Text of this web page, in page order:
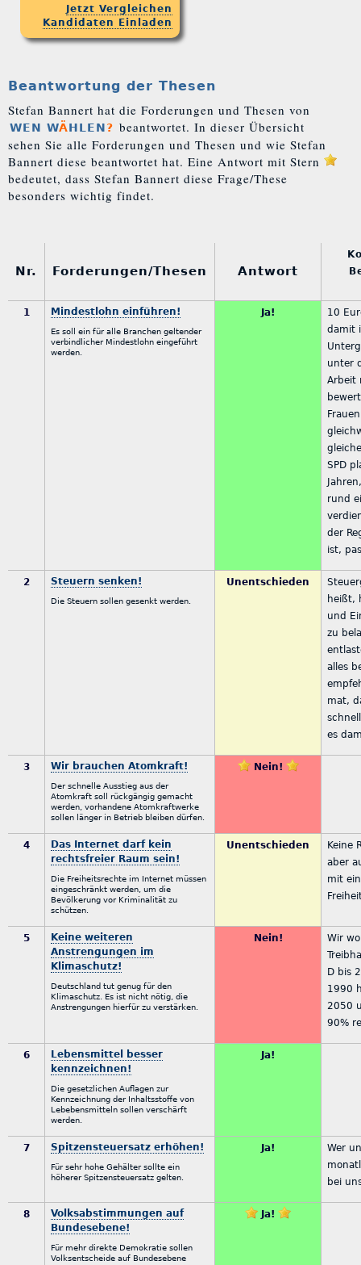
Jetzt Vergleichen
Kandidaten Einladen
Beantwortung der Thesen
Stefan Bannert hat die Forderungen und Thesen von
WEN WÄHLEN? beantwortet. In dieser Übersicht
sehen Sie alle Forderungen und Thesen und wie Stefan
Bannert diese beantwortet hat. Eine Antwort mit Stern
bedeutet, dass Stefan Bannert diese Frage/These
besonders wichtig findet.
Nr. Forderungen/Thesen Antwort
1 Mindestlohn einführen!
Es soll ein für alle Branchen geltender
verbindlicher Mindestlohn eingeführt
werden.
Ja!
10
damit
unter
Arbeit
SPD
rund
der
ist,
2 Steuern senken!
Die Steuern sollen gesenkt werden.
Unentschieden
heißt,
und
zu
alles
mat,
es
3 Wir brauchen Atomkraft!
Der schnelle Ausstieg aus der
Atomkraft soll rückgängig gemacht
werden, vorhandene Atomkraftwerke
sollen länger in Betrieb bleiben dürfen.
Nein!
4
Das Internet darf kein
rechtsfreier Raum sein!
Die Freiheitsrechte im Internet müssen
eingeschränkt werden, um die
Bevölkerung vor Kriminalität zu
schützen.
Unentschieden
Keine
aber
mit
5
Keine weiteren
Anstrengungen im
Klimaschutz!
Deutschland tut genug für den
Klimaschutz. Es ist nicht nötig, die
Anstrengungen hierfür zu verstärken.
Nein!
Wir
D bis
1990
2050
90%
6
Lebensmittel besser
kennzeichnen!
Die gesetzlichen Auflagen zur
Kennzeichnung der Inhaltsstoffe von
Lebebensmitteln sollen verschärft
werden.
Ja!
7 Spitzensteuersatz erhöhen!
Für sehr hohe Gehälter sollte ein
höherer Spitzensteuersatz gelten.
Ja!
Wer
bei
8
Volksabstimmungen auf
Bundesebene!
Für mehr direkte Demokratie sollen
Volksentscheide auf Bundesebene
Ja!